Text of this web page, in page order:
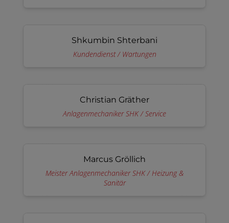
Shkumbin Shterbani
Kundendienst / Wartungen
Christian Gräther
Anlagenmechaniker SHK / Service
Marcus Gröllich
Meister Anlagenmechaniker SHK / Heizung &
Sanitär